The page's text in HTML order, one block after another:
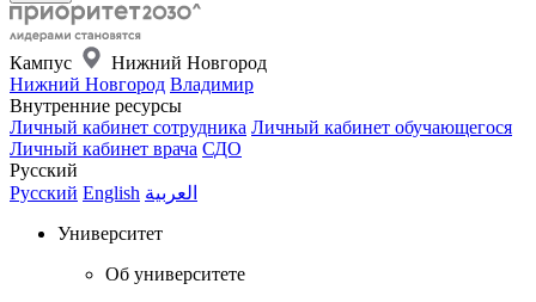
Кампус
Нижний Новгород
Нижний Новгород Владимир
Внутренние ресурсы
Личный кабинет сотрудника Личный кабинет обучающегося
Личный кабинет врача СДО
Русский
Русский English العربية
Университет
Об университете